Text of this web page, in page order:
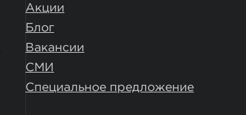
Акции
Блог
Вакансии
СМИ
Специальное предложение